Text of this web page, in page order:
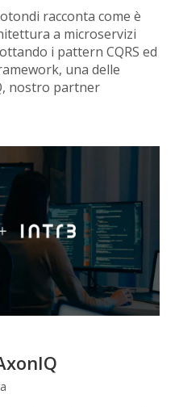
racconta come è
a microservizi
i pattern CQRS ed
una delle
nostro partner